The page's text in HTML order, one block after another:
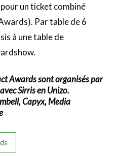
un ticket combiné
Par table de 6
à une table de
Awards sont organisés par
Sirris en Unizo.
Capyx, Media